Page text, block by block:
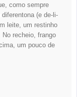
como sempre
(e de-li-
leite, um restinho
recheio, frango
um pouco de